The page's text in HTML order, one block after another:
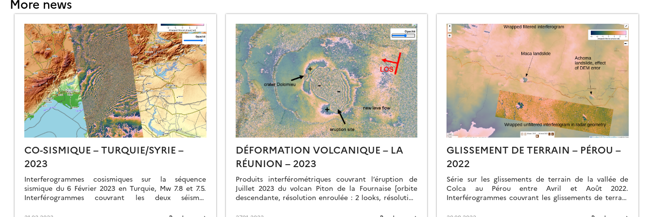
More news
CO-SISMIQUE – TURQUIE/SYRIE –
2023
Interferogrammes cosismiques sur la séquence
sismique du 6 Février 2023 en Turquie, Mw 7.8 et 7.5.
Interférogrammes couvrant les deux séismes
DÉFORMATION VOLCANIQUE – LA
RÉUNION – 2023
Produits interférométriques couvrant l’éruption de
Juillet 2023 du volcan Piton de la Fournaise [orbite
descendante, résolution enroulée : 2 looks, résolution
GLISSEMENT DE TERRAIN – PÉROU –
2022
Série sur les glissements de terrain de la vallée de
Colca au Pérou entre Avril et Août 2022.
Interférogrammes couvrant les glissements de terrain